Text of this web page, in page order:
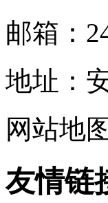
邮箱：
地址：
网站地
友情链